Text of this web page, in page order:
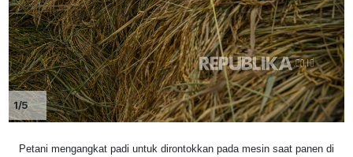
1/5
Petani mengangkat padi untuk dirontokkan pada mesin saat panen di